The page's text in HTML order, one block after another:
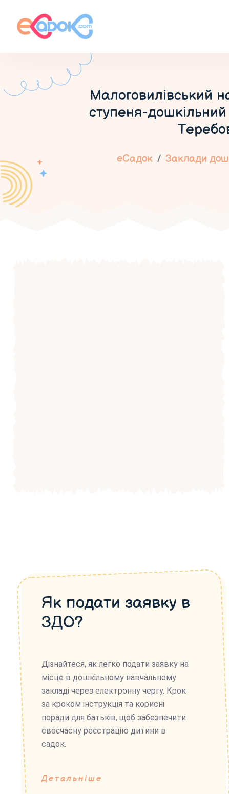
Малоговилівський
ступеня-
еСадок Заклади
Як подати заявку в
ЗДО?
Дізнайтеся, як легко подати заявку на
місце в дошкільному навчальному
закладі через електронну чергу. Крок
за кроком інструкція та корисні
поради для батьків, щоб забезпечити
своєчасну реєстрацію дитини в
садок.
Детальніше